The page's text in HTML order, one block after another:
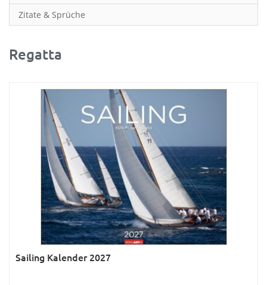
Neutrale Kalender
Partner- & Wandplaner
Planung & Organisation
Rätsel
Sprachkalender
Sternzeichen & Mond
Verkehr & Technik
Was ist was
Was ist was; Städte
Zitate & Sprüche
Regatta
Sailing Kalender 2027